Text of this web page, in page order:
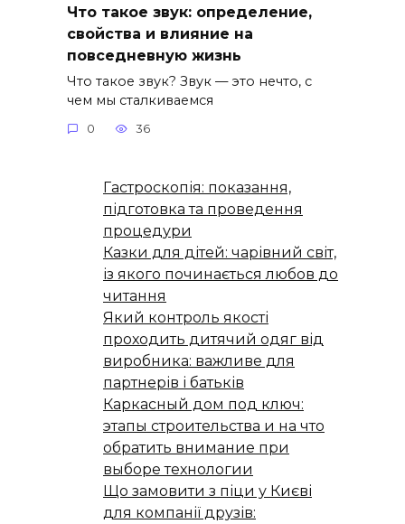
Что такое звук: определение,
свойства и влияние на
повседневную жизнь
Что такое звук? Звук — это нечто, с
чем мы сталкиваемся
0 36
Гастроскопія: показання,
підготовка та проведення
процедури
Казки для дітей: чарівний світ,
із якого починається любов до
читання
Який контроль якості
проходить дитячий одяг від
виробника: важливе для
партнерів і батьків
Каркасный дом под ключ:
этапы строительства и на что
обратить внимание при
выборе технологии
Що замовити з піци у Києві
для компанії друзів: